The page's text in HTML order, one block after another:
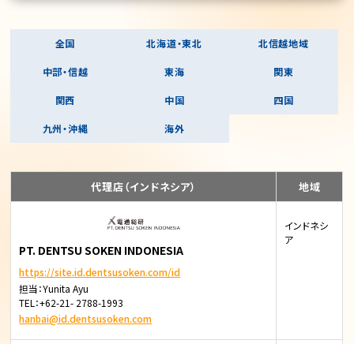
全国 北海道・東北 北信越地域
中部・信越 東海 関東
関西 中国 四国
九州・沖縄 海外
代理店（インドネシア） 地域
PT. DENTSU SOKEN INDONESIA
https://site.id.dentsusoken.com/id
担当：Yunita Ayu
TEL：+62-21- 2788-1993
hanbai@id.dentsusoken.com
インドネシ
ア